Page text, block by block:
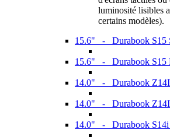
luminosité lisibles
certains modèles).
15.6" - Durabook S15
15.6" - Durabook S15
14.0" - Durabook Z14I
14.0" - Durabook
14.0" - Durabook S14i